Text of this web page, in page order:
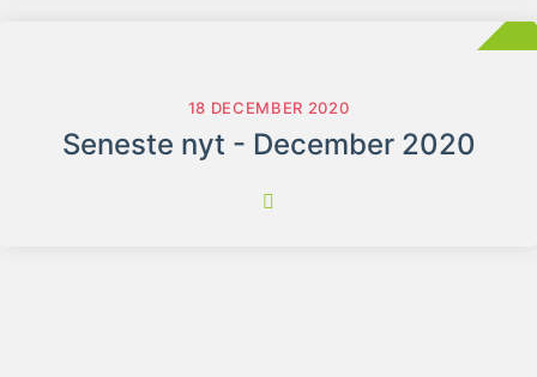
18 DECEMBER 2020
Seneste nyt - December 2020